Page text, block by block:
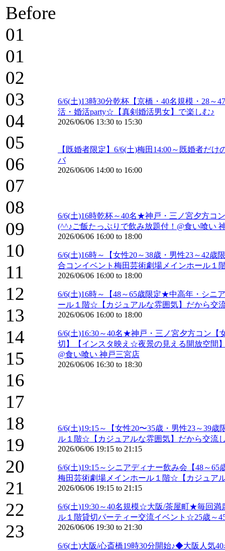
Before
01
01
02
03
04
05
06
07
08
09
10
11
12
13
14
15
16
17
18
19
20
21
22
23
6/6(土)13時30分乾杯【京橋・40名規模・28
活・婚活party☆【真剣婚活男女】で楽しむ♪
2026/06/06 13:30 to 15:30
【既婚者限定】6/6(土)梅田14:00～既婚者だ
バ
2026/06/06 14:00 to 16:00
6/6(土)16時乾杯～40名★神戸・三ノ宮夕方コ
(^^♪ご飯たっぷりで飲み放題付！@食い喰い
2026/06/06 16:00 to 18:00
6/6(土)16時～【女性20～38歳・男性23～42
合コンイベント梅田芸術劇場メインホール
2026/06/06 16:00 to 18:00
6/6(土)16時～【48～65歳限定★中高年・シニ
ール１階☆【カジュアルな雰囲気】だから交
2026/06/06 16:00 to 18:00
6/6(土)16:30～40名★神戸・三ノ宮夕方コン【
切】【インスタ映え☆夜景の見える開放空間
@食い喰い 神戸三宮店
2026/06/06 16:30 to 18:30
6/6(土)19:15～【女性20〜35歳・男性23～39
ル１階☆【カジュアルな雰囲気】だから交流
2026/06/06 19:15 to 21:15
6/6(土)19:15～シニアディナー飲み会【48～
梅田芸術劇場メインホール１階☆【カジュア
2026/06/06 19:15 to 21:15
6/6(土)19:30～40名規模☆大阪/茶屋町★毎回満
ル１階貸切パーティー交流イベント☆25歳～
2026/06/06 19:30 to 21:30
6/6(土)大阪/心斎橋19時30分開始♪◆大阪人